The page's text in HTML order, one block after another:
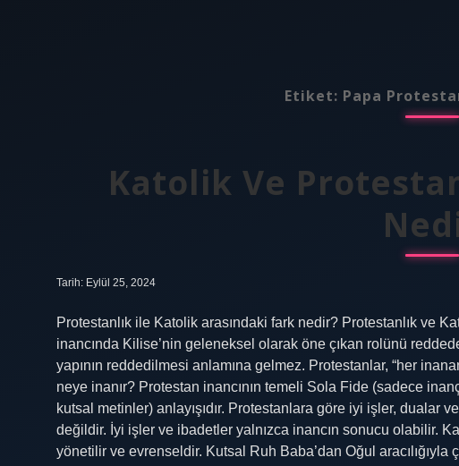
Etiket: Papa
Katolik Ve
Tarih: Eylül 25, 2024
Protestanlık ile Katolik arasındaki fark nedir? Protestanlık ve
inancında Kilise’nin geleneksel olarak öne çıkan rolünü
yapının reddedilmesi anlamına gelmez. Protestanlar, “her
neye inanır? Protestan inancının temeli Sola Fide (sadece
kutsal metinler) anlayışıdır. Protestanlara göre iyi işler, dualar
değildir. İyi işler ve ibadetler yalnızca inancın sonucu olabilir.
yönetilir ve evrenseldir. Kutsal Ruh Baba’dan Oğul aracılığıyla